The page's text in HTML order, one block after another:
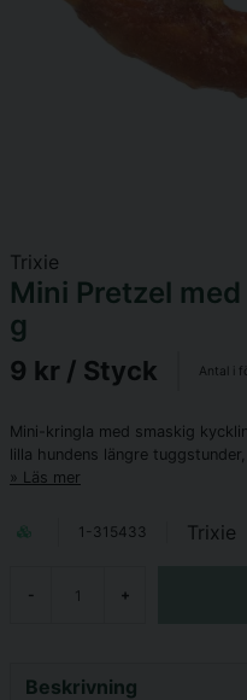
Trixie
Mini Pretzel
g
9 kr / Styck Antal i
Mini-kringla med smaskig
lilla hundens längre
Läs mer
1-315433 Trixie
- +
Beskrivning